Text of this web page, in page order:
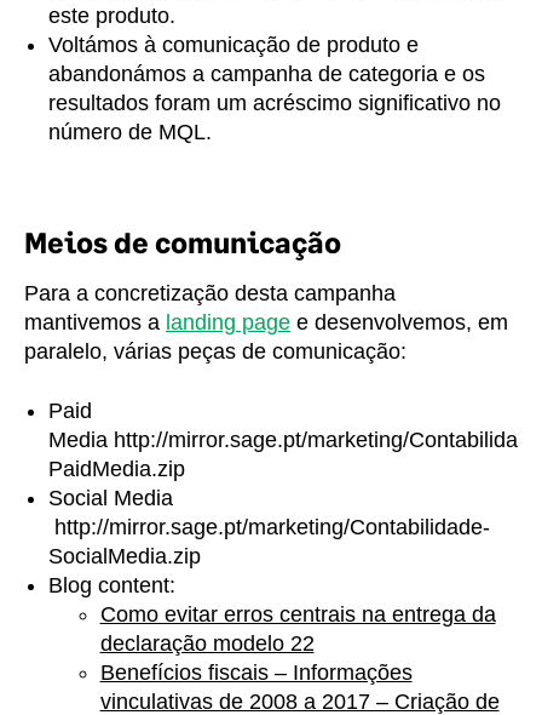
este produto.
Voltámos à comunicação de produto e
abandonámos a campanha de categoria e os
resultados foram um acréscimo significativo no
número de MQL.
Meios de comunicação
Para a concretização desta campanha
mantivemos a landing page e desenvolvemos, em
paralelo, várias peças de comunicação:
Paid
Media http://mirror.sage.pt/marketing/
PaidMedia.zip
Social Media
http://mirror.sage.pt/marketing/Contabilidade-
SocialMedia.zip
Blog content:
Como evitar erros centrais na entrega da
declaração modelo 22
Benefícios fiscais – Informações
vinculativas de 2008 a 2017 – Criação de